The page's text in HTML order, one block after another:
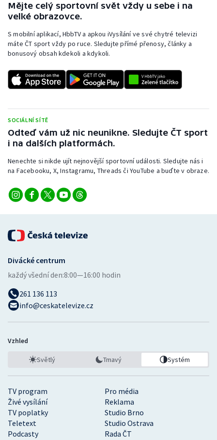
Stolní tenis
Triatlon
Veslování
Vodní slalom
Ostatní
Mějte celý sportovní svět vždy u sebe i na
velké obrazovce.
S mobilní aplikací, HbbTV a apkou iVysílání ve své chytré televizi
máte ČT sport vždy po ruce. Sledujte přímé přenosy, články a
bonusový obsah kdekoli a kdykoli.
SOCIÁLNÍ SÍTĚ
Odteď vám už nic neunikne. Sledujte ČT sport
i na dalších platformách.
Nenechte si nikde ujít nejnovější sportovní události. Sledujte nás i
na Facebooku, X, Instagramu, Threads či YouTube a buďte v obraze.
TV program
Pro média
Živé vysílání
Reklama
TV poplatky
Studio Brno
Teletext
Studio Ostrava
Podcasty
Rada ČT
Divácké centrum
každý všední den:8:00—16:00 hodin
261 136 113
info@ceskatelevize.cz
Vzhled
Světlý Tmavý Systém